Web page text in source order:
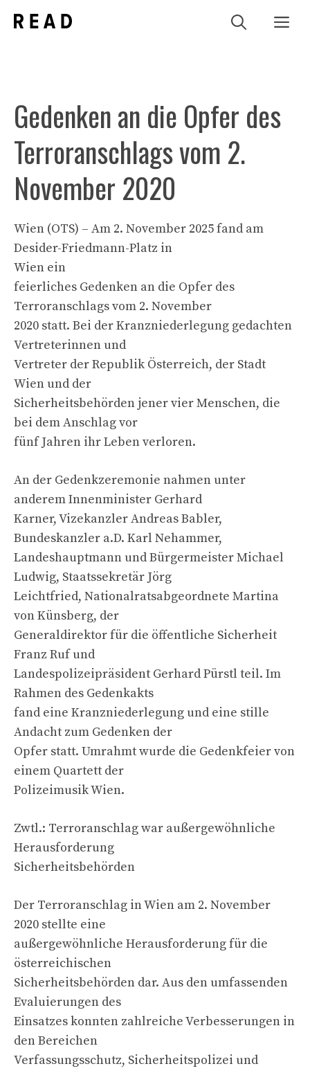
Inhalt
Gedenken an die Opfer des
Terroranschlags vom 2.
November 2020
Wien (OTS) – Am 2. November 2025 fand am
Desider-Friedmann-Platz in
Wien ein
feierliches Gedenken an die Opfer des
Terroranschlags vom 2. November
2020 statt. Bei der Kranzniederlegung gedachten
Vertreterinnen und
Vertreter der Republik Österreich, der Stadt
Wien und der
Sicherheitsbehörden jener vier Menschen, die
bei dem Anschlag vor
fünf Jahren ihr Leben verloren.
An der Gedenkzeremonie nahmen unter
anderem Innenminister Gerhard
Karner, Vizekanzler Andreas Babler,
Bundeskanzler a.D. Karl Nehammer,
Landeshauptmann und Bürgermeister Michael
Ludwig, Staatssekretär Jörg
Leichtfried, Nationalratsabgeordnete Martina
von Künsberg, der
Generaldirektor für die öffentliche Sicherheit
Franz Ruf und
Landespolizeipräsident Gerhard Pürstl teil. Im
Rahmen des Gedenkakts
fand eine Kranzniederlegung und eine stille
Andacht zum Gedenken der
Opfer statt. Umrahmt wurde die Gedenkfeier von
einem Quartett der
Polizeimusik Wien.
Zwtl.: Terroranschlag war außergewöhnliche
Herausforderung
Sicherheitsbehörden
Der Terroranschlag in Wien am 2. November
2020 stellte eine
außergewöhnliche Herausforderung für die
österreichischen
Sicherheitsbehörden dar. Aus den umfassenden
Evaluierungen des
Einsatzes konnten zahlreiche Verbesserungen in
den Bereichen
Verfassungsschutz, Sicherheitspolizei und